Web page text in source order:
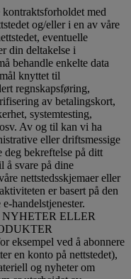
med
og/eller i en av våre
eventuelle
din deltakelse i
behandle enkelte data
knyttet til
regnskapsføring,
av betalingskort,
systemtesting,
Av og til kan vi ha
eller driftsmessige
deg bekreftelse på ditt
å svare på dine
nettstedsskjemaer eller
er basert på den
handelstjenester.
ELLER
eksempel ved å abonnere
en konto på nettstedet),
og nyheter om